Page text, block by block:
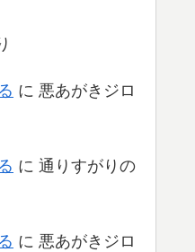
に 悪あがきジロ
に 通りすがりの
に 悪あがきジロ